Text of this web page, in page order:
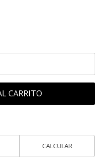
CARRITO
CALCULAR